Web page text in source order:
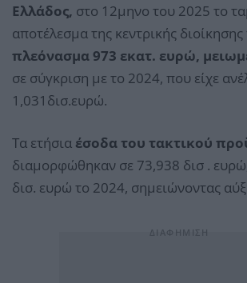
Ελλάδος, στο 12μηνο του 2025 το
αποτέλεσμα της κεντρικής
πλεόνασμα 973 εκατ. ευρώ,
σε σύγκριση με το 2024, που είχε
1,031δισ.ευρώ.
Τα ετήσια έσοδα του τακτικού
διαμορφώθηκαν σε 73,938 δισ .
δισ. ευρώ το 2024, σημειώνοντας